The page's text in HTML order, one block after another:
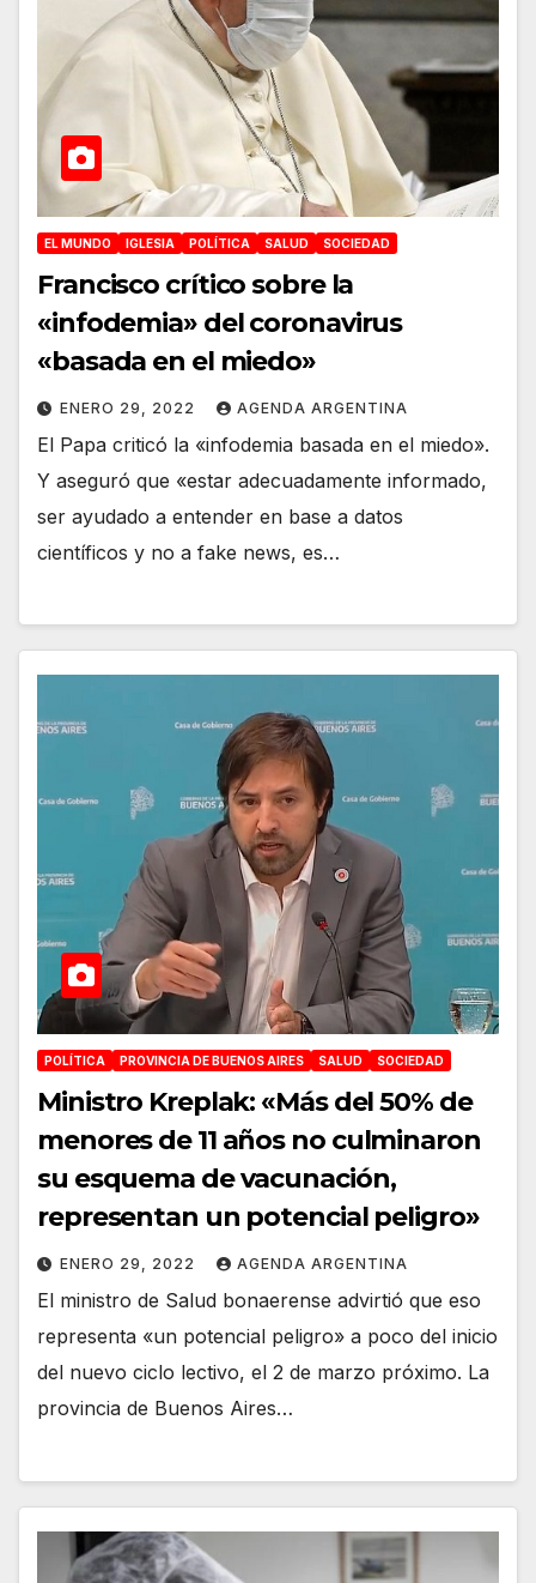
EL MUNDO IGLESIA POLÍTICA SALUD SOCIEDAD
Francisco crítico sobre la
«infodemia» del coronavirus
«basada en el miedo»
ENERO 29, 2022 AGENDA ARGENTINA
El Papa criticó la «infodemia basada en el miedo».
Y aseguró que «estar adecuadamente informado,
ser ayudado a entender en base a datos
científicos y no a fake news, es…
POLÍTICA PROVINCIA DE BUENOS AIRES SALUD SOCIEDAD
Ministro Kreplak: «Más del 50% de
menores de 11 años no culminaron
su esquema de vacunación,
representan un potencial peligro»
ENERO 29, 2022 AGENDA ARGENTINA
El ministro de Salud bonaerense advirtió que eso
representa «un potencial peligro» a poco del inicio
del nuevo ciclo lectivo, el 2 de marzo próximo. La
provincia de Buenos Aires…